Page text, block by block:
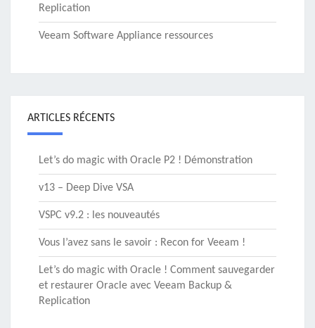
Replication
Veeam Software Appliance ressources
ARTICLES RÉCENTS
Let’s do magic with Oracle P2 ! Démonstration
v13 – Deep Dive VSA
VSPC v9.2 : les nouveautés
Vous l’avez sans le savoir : Recon for Veeam !
Let’s do magic with Oracle ! Comment sauvegarder
et restaurer Oracle avec Veeam Backup &
Replication